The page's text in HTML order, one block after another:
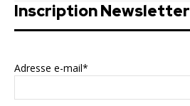
Inscription Newsletter
Adresse e-mail*